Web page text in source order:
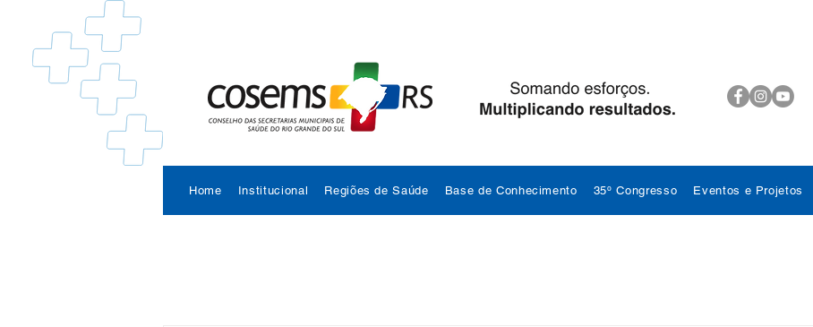
Home Institucional Regiões de Saúde Base de Conhecimento 35º Congresso Eventos e Projetos